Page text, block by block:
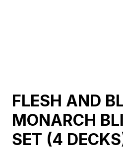
FLESH AND
MONARCH
SET (4